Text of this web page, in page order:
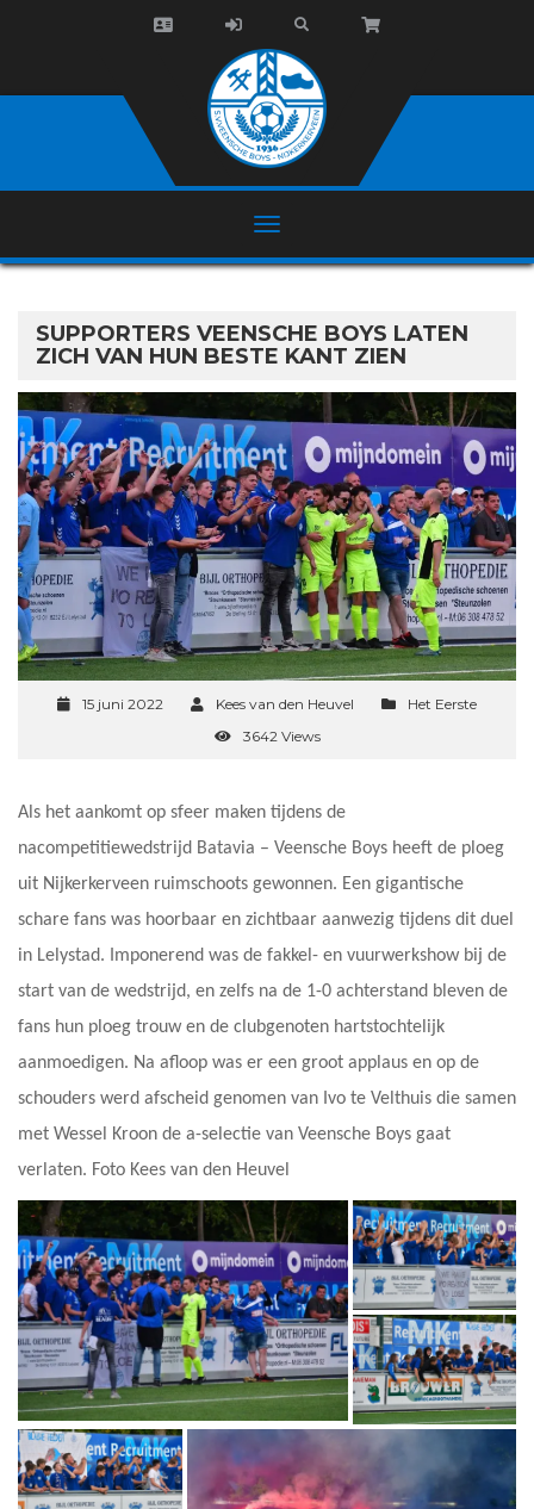
SUPPORTERS VEENSCHE BOYS LATEN
ZICH VAN HUN BESTE KANT ZIEN
15 juni 2022 Kees van den Heuvel
Het Eerste
3642 Views
Als het aankomt op sfeer maken tijdens de
nacompetitiewedstrijd Batavia – Veensche Boys heeft de ploeg
uit Nijkerkerveen ruimschoots gewonnen. Een gigantische
schare fans was hoorbaar en zichtbaar aanwezig tijdens dit duel
in Lelystad. Imponerend was de fakkel- en vuurwerkshow bij de
start van de wedstrijd, en zelfs na de 1-0 achterstand bleven de
fans hun ploeg trouw en de clubgenoten hartstochtelijk
aanmoedigen. Na afloop was er een groot applaus en op de
schouders werd afscheid genomen van Ivo te Velthuis die samen
met Wessel Kroon de a-selectie van Veensche Boys gaat
verlaten. Foto Kees van den Heuvel